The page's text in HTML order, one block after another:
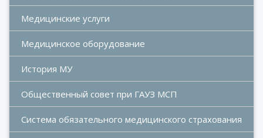
Медицинские услуги
Медицинское оборудование
История МУ
Общественный совет при ГАУЗ МСП
Система обязательного медицинского страхования